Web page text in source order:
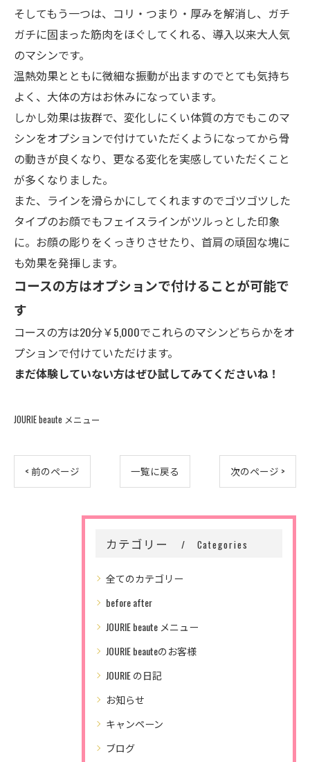
そしてもう一つは、コリ・つまり・厚みを解消し、ガチ
ガチに固まった筋肉をほぐしてくれる、導入以来大人気
のマシンです。
温熱効果とともに微細な振動が出ますのでとても気持ち
よく、大体の方はお休みになっています。
しかし効果は抜群で、変化しにくい体質の方でもこのマ
シンをオプションで付けていただくようになってから骨
の動きが良くなり、更なる変化を実感していただくこと
が多くなりました。
また、ラインを滑らかにしてくれますのでゴツゴツした
タイプのお顔でもフェイスラインがツルっとした印象
に。お顔の彫りをくっきりさせたり、首肩の頑固な塊に
も効果を発揮します。
コースの方はオプションで付けることが可能で
す
コースの方は20分￥5,000でこれらのマシンどちらかをオ
プションで付けていただけます。
まだ体験していない方はぜひ試してみてくださいね！
JOURIE beaute メニュー
< 前のページ 一覧に戻る 次のページ >
カテゴリー Categories
全てのカテゴリー
before after
JOURIE beaute メニュー
JOURIE beauteのお客様
JOURIE の日記
お知らせ
キャンペーン
ブログ